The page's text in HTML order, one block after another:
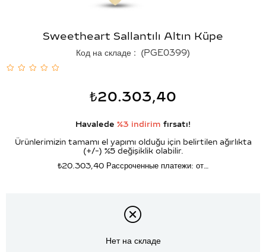
Sweetheart Sallantılı Altın Küpe
Код на складе (PGE0399)
₺20.303,40
Havalede %3 indirim fırsatı!
Ürünlerimizin tamamı el yapımı olduğu için belirtilen ağırlıkta
(+/-) %5 değişiklik olabilir.
₺20.303,40 Рассроченные платежи: от…
Нет на складе